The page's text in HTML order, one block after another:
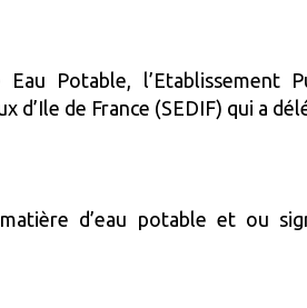
Eau Potable,
d’Ile de France (SEDIF) qui a
d’eau potable et ou